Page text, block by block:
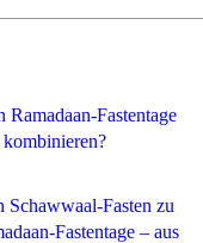
Ramadaan-Fastentage
Schawwaal-Fasten zu
Fastentage – aus